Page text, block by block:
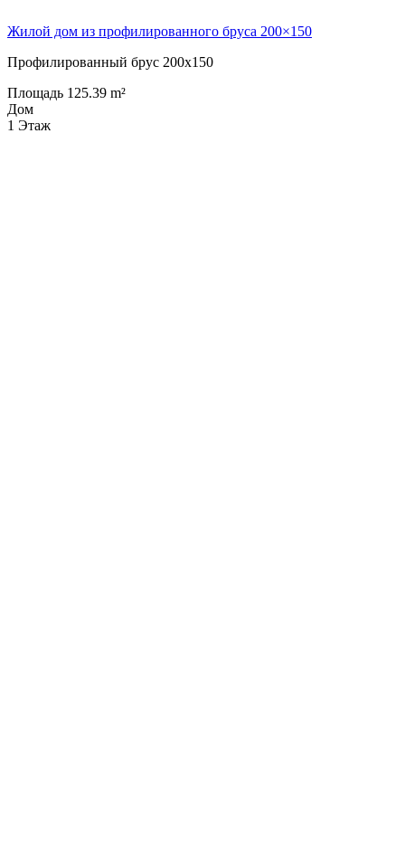
Жилой дом из профилированного бруса 200×150
Профилированный брус 200х150
Площадь 125.39 m²
Дом
1 Этаж